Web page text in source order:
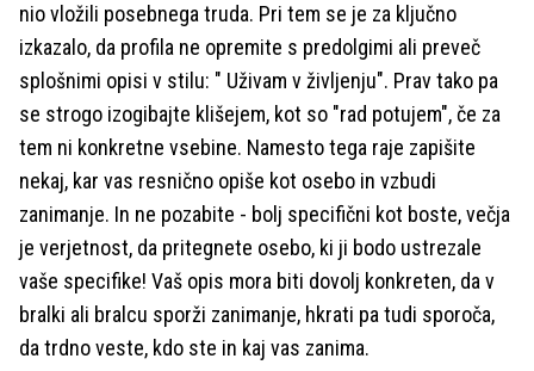
nio vložili posebnega truda. Pri tem se je za ključno
izkazalo, da profila ne opremite s predolgimi ali preveč
splošnimi opisi v stilu: " Uživam v življenju". Prav tako pa
se strogo izogibajte klišejem, kot so "rad potujem", če za
tem ni konkretne vsebine. Namesto tega raje zapišite
nekaj, kar vas resnično opiše kot osebo in vzbudi
zanimanje. In ne pozabite - bolj specifični kot boste, večja
je verjetnost, da pritegnete osebo, ki ji bodo ustrezale
vaše specifike! Vaš opis mora biti dovolj konkreten, da v
bralki ali bralcu sporži zanimanje, hkrati pa tudi sporoča,
da trdno veste, kdo ste in kaj vas zanima.